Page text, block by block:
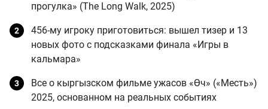
прогулка» (The Long Walk, 2025)
456-му игроку приготовиться: вышел тизер и 13
новых фото с подсказками финала «Игры в
кальмара»
Все о кыргызском фильме ужасов «Өч» («Месть»)
2025, основанном на реальных событиях